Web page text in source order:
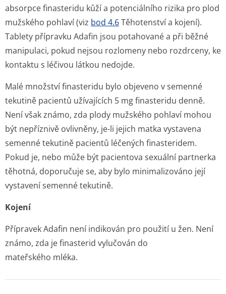
absorpce finasteridu kůží a potenciálního rizika pro plod
mužského pohlaví (viz bod 4.6Těhotenství a kojení).
Tablety přípravku Adafin jsou potahované a při běžné
manipulaci, pokud nejsou rozlomeny nebo rozdrceny, ke
kontaktu s léčivou látkou nedojde.
Malé množství finasteridu bylo objeveno v semenné
tekutině pacientů užívajících 5 mg finasteridu denně.
Není však známo, zda plody mužského pohlaví mohou
být nepříznivě ovlivněny, je-li jejich matka vystavena
semenné tekutině pacientů léčených finasteridem.
Pokud je, nebo může být pacientova sexuální partnerka
těhotná, doporučuje se, aby bylo minimalizováno její
vystavení semenné tekutině.
Kojení
Přípravek Adafin není indikován pro použití u žen. Není
známo, zda je finasterid vylučován do
mateřského mléka.